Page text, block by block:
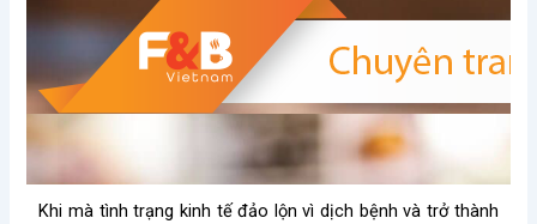
Khi mà tình trạng kinh tế đảo lộn vì dịch bệnh và trở thành